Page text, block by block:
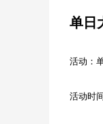
单日
活动：
活动时